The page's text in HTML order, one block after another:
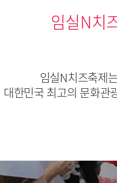
임실N치
임실N치즈축제
대한민국 최고의 문화관